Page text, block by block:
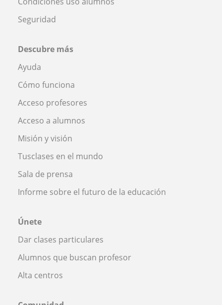
Seguridad
Descubre más
Ayuda
Cómo funciona
Acceso profesores
Acceso a alumnos
Misión y visión
Tusclases en el mundo
Sala de prensa
Informe sobre el futuro de la educación
Únete
Dar clases particulares
Alumnos que buscan profesor
Alta centros